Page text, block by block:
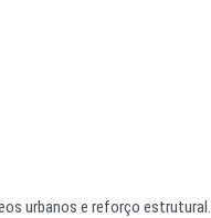
urbanos e reforço estrutural.